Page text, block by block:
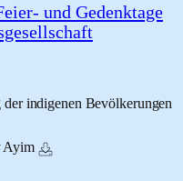
und Gedenktage
der indigenen Bevölkerungen
Ayim